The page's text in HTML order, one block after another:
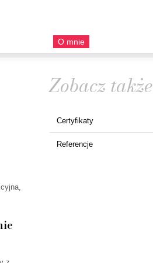
O mnie
Zobacz także
Certyfikaty
Referencje